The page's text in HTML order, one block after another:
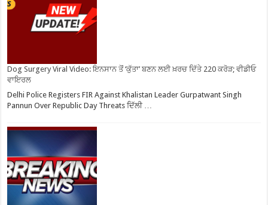
Dog Surgery Viral Video: ਇਨਸਾਨ ਤੋਂ ‘ਕੁੱਤਾ’ ਬਣਨ ਲਈ ਖ਼ਰਚ ਦਿੱਤੇ 220 ਕਰੋੜ; ਵੀਡੀਓ
ਵਾਇਰਲ
Delhi Police Registers FIR Against Khalistan Leader Gurpatwant Singh
Pannun Over Republic Day Threats ਦਿੱਲੀ …